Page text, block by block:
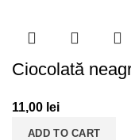
Ciocolată
11,00 lei
ADD TO CART